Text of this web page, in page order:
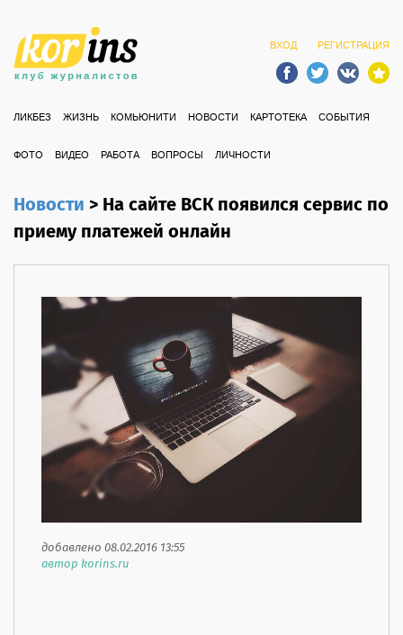
ВХОД РЕГИСТРАЦИЯ
ЛИКБЕЗ ЖИЗНЬ КОМЬЮНИТИ НОВОСТИ КАРТОТЕКА СОБЫТИЯ
ФОТО ВИДЕО РАБОТА ВОПРОСЫ ЛИЧНОСТИ
Новости>На сайте ВСК появился сервис по
приему платежей онлайн
добавлено 08.02.2016 13:55
автор korins.ru